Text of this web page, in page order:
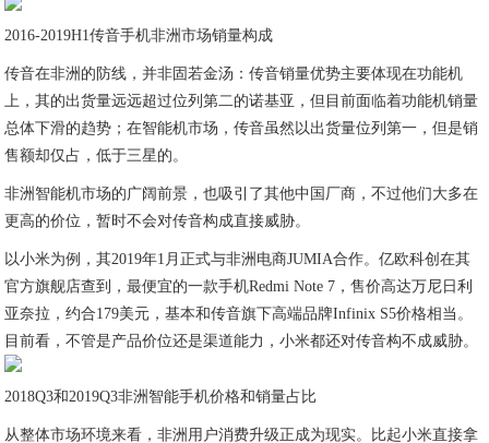
2016-2019H1传音手机非洲市场销量构成
传音在非洲的防线，并非固若金汤：传音销量优势主要体现在功能机
上，其的出货量远远超过位列第二的诺基亚，但目前面临着功能机销量
总体下滑的趋势；在智能机市场，传音虽然以出货量位列第一，但是销
售额却仅占，低于三星的。
非洲智能机市场的广阔前景，也吸引了其他中国厂商，不过他们大多在
更高的价位，暂时不会对传音构成直接威胁。
以小米为例，其2019年1月正式与非洲电商JUMIA合作。亿欧科创在其
官方旗舰店查到，最便宜的一款手机Redmi Note 7，售价高达万尼日利
亚奈拉，约合179美元，基本和传音旗下高端品牌Infinix S5价格相当。
目前看，不管是产品价位还是渠道能力，小米都还对传音构不成威胁。
2018Q3和2019Q3非洲智能手机价格和销量占比
从整体市场环境来看，非洲用户消费升级正成为现实。比起小米直接拿